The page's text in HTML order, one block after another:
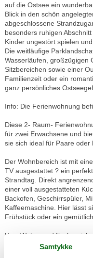
auf die Ostsee ein
Blick in den schön
abgeschlossene
besonders ruhigen
Kinder ungestört spielen
Die weitläufige
Wasserläufen, großzügigen
Sitzbereichen sowie einer
Familienzeit oder ein
ganz persönliches
Info: Die Ferienwohnung
Diese 2- Raum-
für zwei Erwachsene und
sie sich ideal für Paare oder
Der Wohnbereich ist mit
TV ausgestattet ? ein
Strandtag. Direkt
einer voll ausgestatteten
Backofen, Geschirrspüler,
Kaffeemaschine. Hier lässt
Frühstück oder ein
Vom Wohn- und Essbereich
Südwestbalkon. Genießen
Blick in den liebevoll
Samtykke